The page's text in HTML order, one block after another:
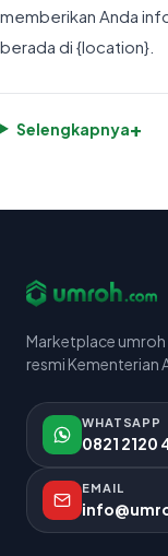
memberikan Anda
berada di {location}.
Selengkapnya+
Marketplace umroh
resmi Kementerian
WHATSAPP
0821 2120
EMAIL